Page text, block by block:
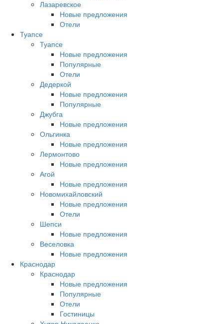
Лазаревское
Новые предложения
Отели
Туапсе
Туапсе
Новые предложения
Популярные
Отели
Дедеркой
Новые предложения
Популярные
Джубга
Новые предложения
Ольгинка
Новые предложения
Лермонтово
Новые предложения
Агой
Новые предложения
Новомихайловский
Новые предложения
Отели
Шепси
Новые предложения
Веселовка
Новые предложения
Краснодар
Краснодар
Новые предложения
Популярные
Отели
Гостиницы